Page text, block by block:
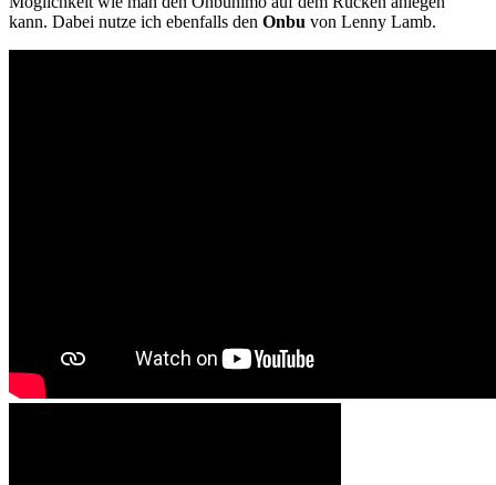
kann. Dabei nutze ich ebenfalls den Onbu von Lenny Lamb.